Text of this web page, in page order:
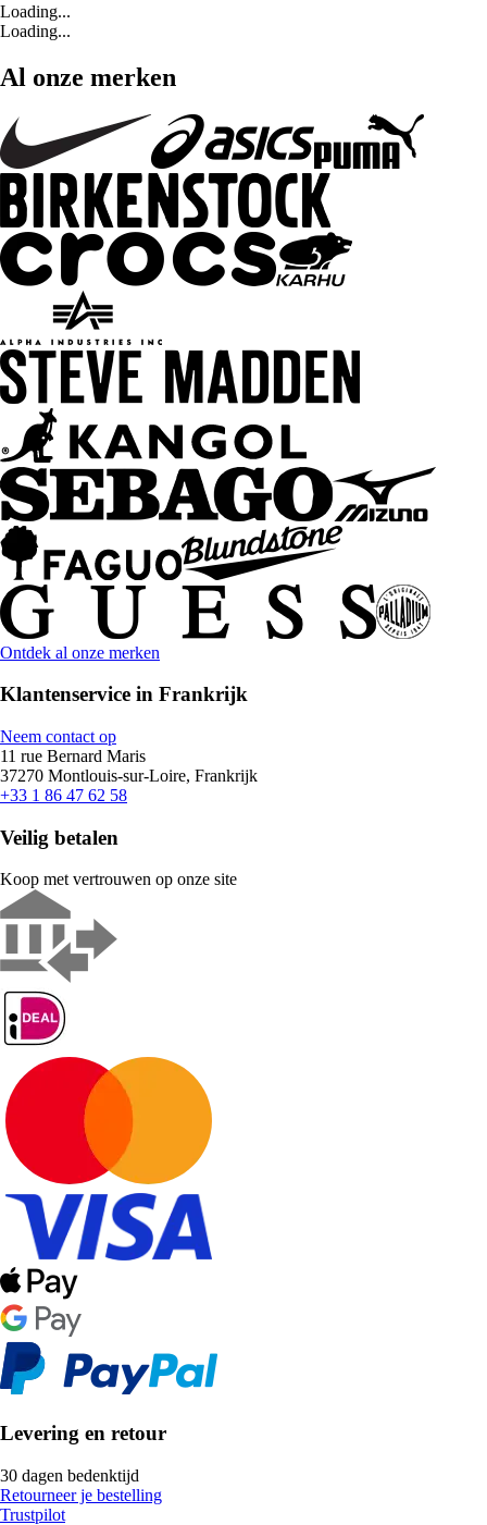
Loading...
Loading...
Al onze merken
Ontdek al onze merken
Klantenservice in Frankrijk
Neem contact op
11 rue Bernard Maris
37270 Montlouis-sur-Loire, Frankrijk
+33 1 86 47 62 58
Veilig betalen
Koop met vertrouwen op onze site
Levering en retour
30 dagen bedenktijd
Retourneer je bestelling
Trustpilot